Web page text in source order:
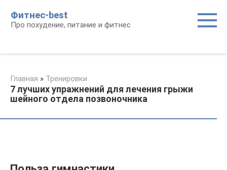
контенту
Фитнес-best
Про похудение, питание и фитнес
Главная » Тренировки
7 лучших упражнений для лечения грыжи
шейного отдела позвоночника